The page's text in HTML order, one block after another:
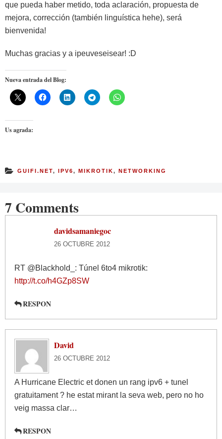
que pueda haber metido, toda aclaración, propuesta de
mejora, corrección (también linguística hehe), será
bienvenida!
Muchas gracias y a ipeuveseisear! :D
Nueva entrada del Blog:
Us agrada:
GUIFI.NET, IPV6, MIKROTIK, NETWORKING
7 Comments
davidsamaniegoc
26 OCTUBRE 2012
RT @Blackhold_: Túnel 6to4 mikrotik:
http://t.co/h4GZp8SW
RESPON
David
26 OCTUBRE 2012
A Hurricane Electric et donen un rang ipv6 + tunel
gratuitament ? he estat mirant la seva web, pero no ho
veig massa clar…
RESPON